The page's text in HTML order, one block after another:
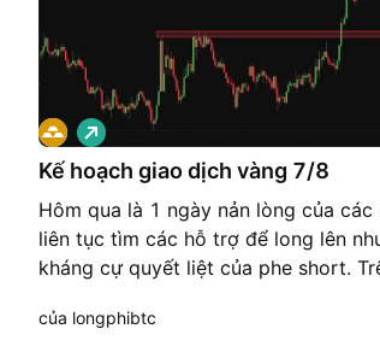
Kế hoạch giao dịch vàng 7/8
Hôm qua là 1 ngày nản lòng của các
liên tục tìm các hỗ trợ để long lên
kháng cự quyết liệt của phe short.
đã ko thể đi thẳng tắp mà bắt đầu đi
G
i
á
l
ê
n
của longphibtc